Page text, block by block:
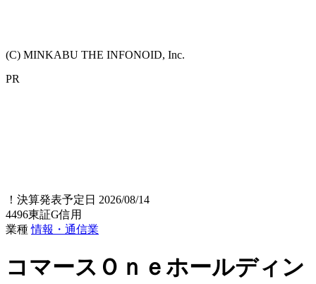
(C) MINKABU THE INFONOID, Inc.
PR
！ 決算発表予定日 2026/08/14
4496東証G信用
業種情報・通信業
コマースＯｎｅホールディン